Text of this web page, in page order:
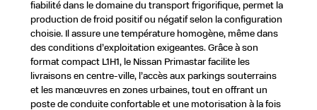
fiabilité dans le domaine du transport frigorifique, permet la
production de froid positif ou négatif selon la configuration
choisie. Il assure une température homogène, même dans
des conditions d’exploitation exigeantes. Grâce à son
format compact L1H1, le Nissan Primastar facilite les
livraisons en centre-ville, l’accès aux parkings souterrains
et les manœuvres en zones urbaines, tout en offrant un
poste de conduite confortable et une motorisation à la fois